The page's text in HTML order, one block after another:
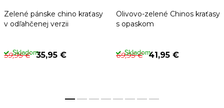
Zelené pánske chino kraťasy
v odľahčenej verzii
59,95 € 35,95 €
Skladom
Olivovo-zelené Chinos kraťasy
s opaskom
69,95 € 41,95 €
Skladom